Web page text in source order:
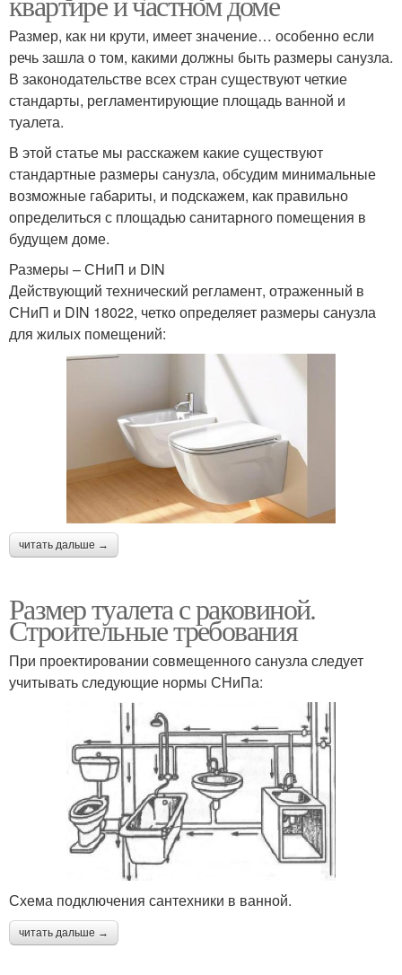
Размер, как ни крути, имеет значение… особенно если
речь зашла о том, какими должны быть размеры санузла.
В законодательстве всех стран существуют четкие
стандарты, регламентирующие площадь ванной и
туалета.
В этой статье мы расскажем какие существуют
стандартные размеры санузла, обсудим минимальные
возможные габариты, и подскажем, как правильно
определиться с площадью санитарного помещения в
будущем доме.
Размеры – СНиП и DIN
Действующий технический регламент, отраженный в
СНиП и DIN 18022, четко определяет размеры санузла
для жилых помещений:
читать дальше →
Размер туалета с раковиной.
Строительные требования
При проектировании совмещенного санузла следует
учитывать следующие нормы СНиПа:
Схема подключения сантехники в ванной.
читать дальше →